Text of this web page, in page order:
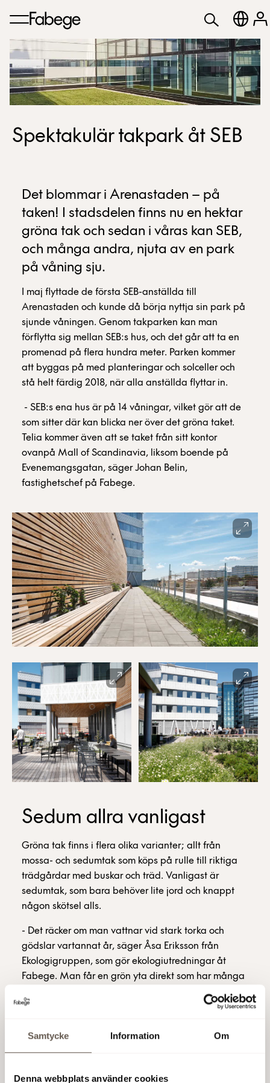
Samtycke Information Om
Denna webbplats använder cookies
Spektakulär takpark åt SEB
Det blommar i Arenastaden – på
taken! I stadsdelen finns nu en hektar
gröna tak och sedan i våras kan SEB,
och många andra, njuta av en park
på våning sju.
I maj flyttade de första SEB-anställda till
Arenastaden och kunde då börja nyttja sin park på
sjunde våningen. Genom takparken kan man
förflytta sig mellan SEB:s hus, och det går att ta en
promenad på flera hundra meter. Parken kommer
att byggas på med planteringar och solceller och
stå helt färdig 2018, när alla anställda flyttar in.
- SEB:s ena hus är på 14 våningar, vilket gör att de
som sitter där kan blicka ner över det gröna taket.
Telia kommer även att se taket från sitt kontor
ovanpå Mall of Scandinavia, liksom boende på
Evenemangsgatan, säger Johan Belin,
fastighetschef på Fabege.
Sedum allra vanligast
Gröna tak finns i flera olika varianter; allt från
mossa- och sedumtak som köps på rulle till riktiga
trädgårdar med buskar och träd. Vanligast är
sedumtak, som bara behöver lite jord och knappt
någon skötsel alls.
- Det räcker om man vattnar vid stark torka och
gödslar vartannat år, säger Åsa Eriksson från
Ekologigruppen, som gör ekologiutredningar åt
Fabege. Man får en grön yta direkt som har många
fördelar. Bland annat tar den upp vatten, renar
luften, reducerar buller och får takets underliggande
människor mår bättre av att se gröna tak än vanliga
tak.
- I Stockholm har man traditionellt byggt hus i